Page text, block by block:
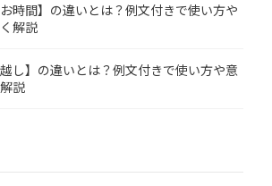
お時間】の違いとは？例文付きで使い方や
解説
越し】の違いとは？例文付きで使い方や意
説